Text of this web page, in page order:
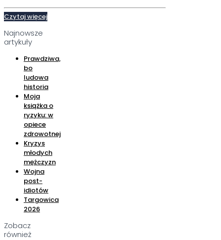
Czytaj więcej
Najnowsze
artykuły
Prawdziwa,
bo
ludowa
historia
Moja
książka o
ryzyku: w
opiece
zdrowotnej
Kryzys
młodych
mężczyzn
Wojna
post-
idiotów
Targowica
2026
Zobacz
również